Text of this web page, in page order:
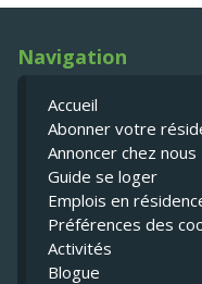
Navigation
Accueil
Abonner votre
Annoncer chez nous
Guide se loger
Emplois en
Préférences des
Activités
Blogue